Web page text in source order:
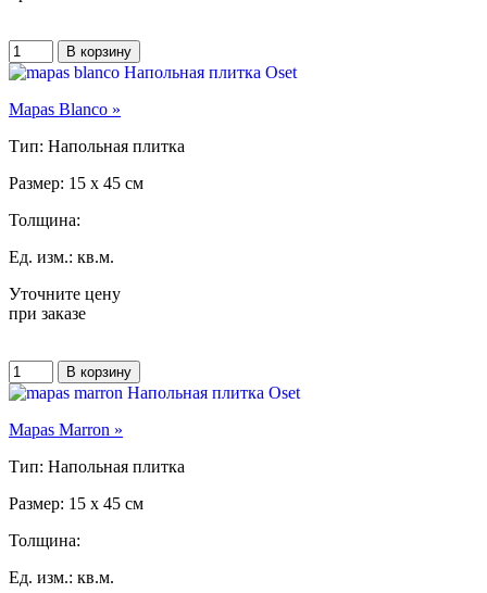
Mapas Blanco »
Тип: Напольная плитка
Размер: 15 x 45 см
Толщина:
Ед. изм.: кв.м.
Уточните цену
при заказе
Mapas Marron »
Тип: Напольная плитка
Размер: 15 x 45 см
Толщина:
Ед. изм.: кв.м.